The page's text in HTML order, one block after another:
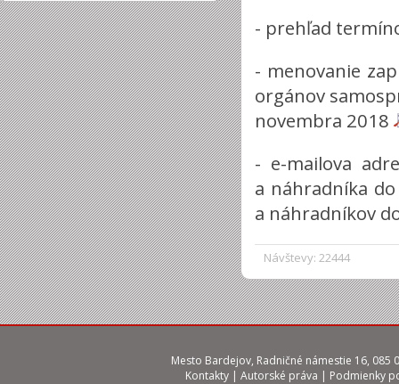
Návštevy: 22444
- prehľad
- menovanie
orgánov
novembra 2018
- e-mailova
a náhradníka
a náhradníkov
Mesto Bardejov, Radničné námestie 16, 085
Kontakty | Autorské práva | Podmienky